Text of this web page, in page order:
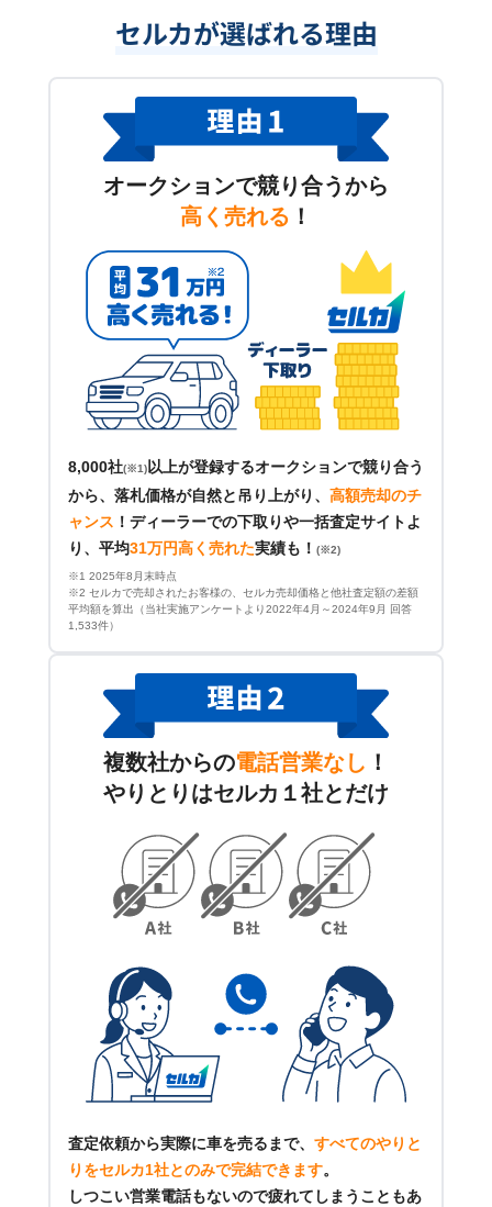
セルカが選ばれる理由
オークションで競り合うから
高く売れる ！
8,000社(※1) 以上が登録するオークションで競り合う
から、落札価格が自然と吊り上がり、 高額売却のチ
ャンス ！ ディーラーでの下取りや一括査定サイトよ
り、平均31万円高く売れた実績も！ (※2)
※1 2025年8月末時点
※2 セルカで売却されたお客様の、セルカ売却価格と他社査定額の差額
平均額を算出（当社実施アンケートより2022年4月～2024年9月 回答
1,533件）
複数社からの電話営業なし ！
やりとりはセルカ１社とだけ
査定依頼から実際に車を売るまで、 すべてのやりと
りをセルカ1社とのみで完結できます。
しつこい営業電話もないので疲れてしまうこともあ